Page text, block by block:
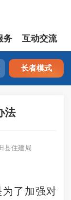
务 互动交流
长者模式
法
县住建局
了加强对